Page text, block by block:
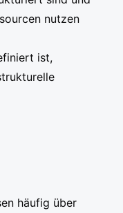
nutzen
ist,
häufig über